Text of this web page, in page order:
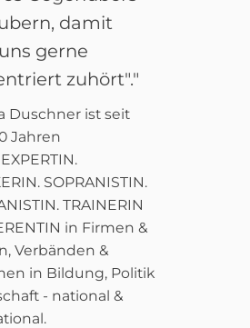
damit
gerne
zuhört"."
Duschner ist seit
Jahren
SOPRANISTIN.
TRAINERIN
in Firmen &
Verbänden &
in Bildung, Politik
- national &